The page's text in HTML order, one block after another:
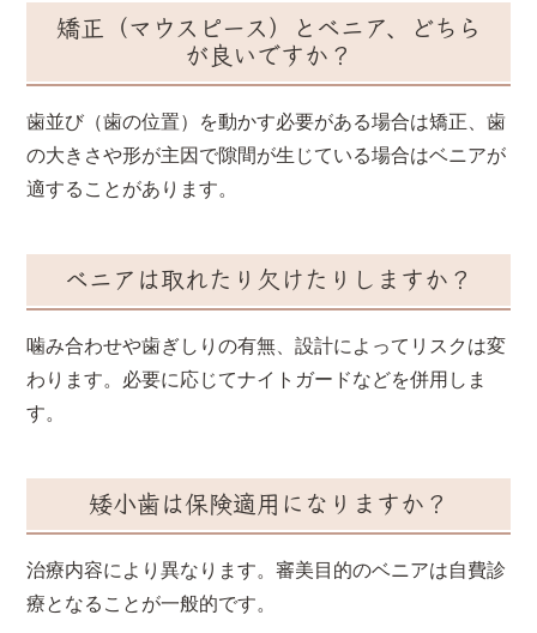
矯正（マウスピース）とベニア、どちら
が良いですか？
歯並び（歯の位置）を動かす必要がある場合は矯正、歯
の大きさや形が主因で隙間が生じている場合はベニアが
適することがあります。
ベニアは取れたり欠けたりしますか？
噛み合わせや歯ぎしりの有無、設計によってリスクは変
わります。必要に応じてナイトガードなどを併用しま
す。
矮小歯は保険適用になりますか？
治療内容により異なります。審美目的のベニアは自費診
療となることが一般的です。